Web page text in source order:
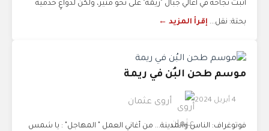
أثبت نجاحه في أعالي جبال "ريمة" على نحو مثير، ولكن لدواعٍ خدمية
بحتة: نقل... إقرأ المزيد ←
موسم طحن البُن في ريمة
4 أبريل 2024 أروى عثمان
فوتوغراف: الناس والمدينة... من أغاني العمل " المهاجل" : يا شمس